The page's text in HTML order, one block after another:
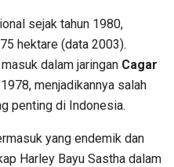
sejak tahun 1980,
hektare (data 2003).
dalam jaringan Cagar
menjadikannya salah
penting di Indonesia.
yang endemik dan
Harley Bayu Sastha dalam